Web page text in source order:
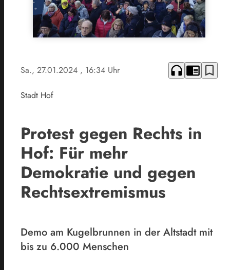
Sa., 27.01.2024 , 16:34 Uhr headphones chrome_reader_mode bookmark_border
Stadt Hof
Protest gegen Rechts in
Hof: Für mehr
Demokratie und gegen
Rechtsextremismus
Demo am Kugelbrunnen in der Altstadt mit
bis zu 6.000 Menschen